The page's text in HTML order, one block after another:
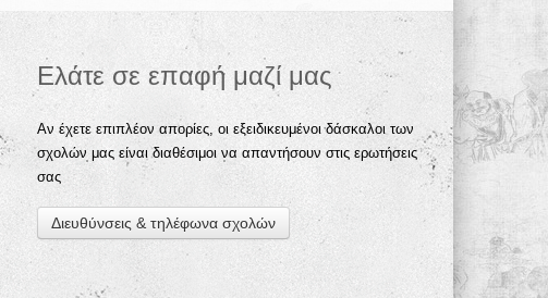
Ελάτε σε επαφή μαζί μας
Αν έχετε επιπλέον απορίες, οι εξειδικευμένοι δάσκαλοι των
σχολών μας είναι διαθέσιμοι να απαντήσουν στις ερωτήσεις
σας
Διευθύνσεις & τηλέφωνα σχολών